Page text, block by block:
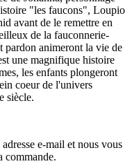
"les faucons", Loupio
avant de le remettre en
de la fauconnerie-
animeront la vie de
une magnifique histoire
les enfants plongeront
coeur de l'univers
siècle.
e-mail et nous vous
commande.